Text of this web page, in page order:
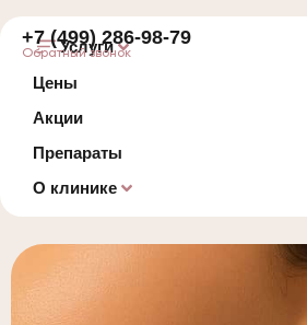
Услуги
Цены
Акции
Препараты
О клинике
+7 (499) 286-98-79
Обратный звонок